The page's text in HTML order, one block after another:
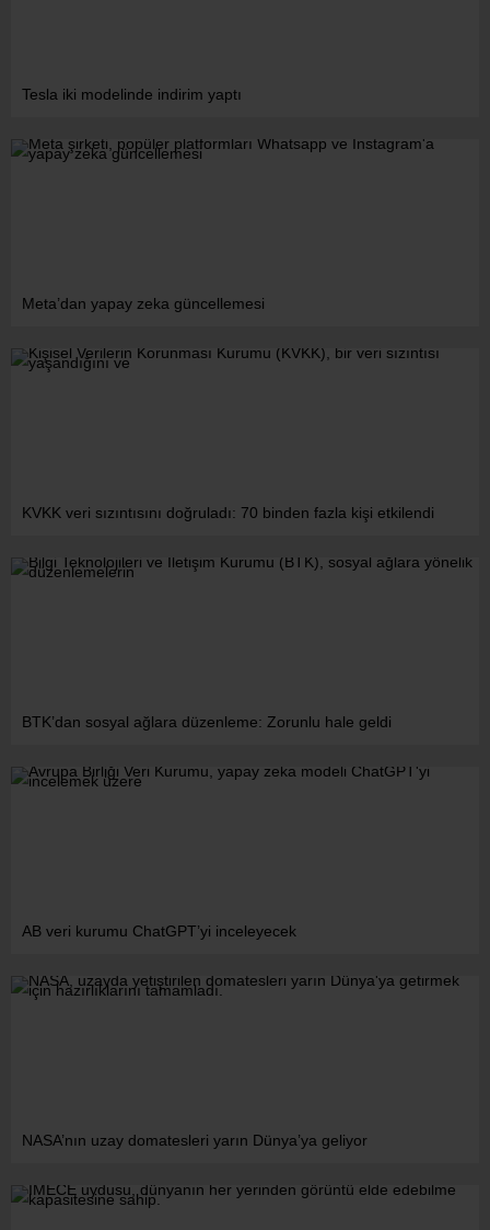
Tesla iki modelinde indirim yaptı
Meta’dan yapay zeka güncellemesi
KVKK veri sızıntısını doğruladı: 70 binden fazla kişi etkilendi
BTK’dan sosyal ağlara düzenleme: Zorunlu hale geldi
AB veri kurumu ChatGPT’yi inceleyecek
NASA’nın uzay domatesleri yarın Dünya’ya geliyor